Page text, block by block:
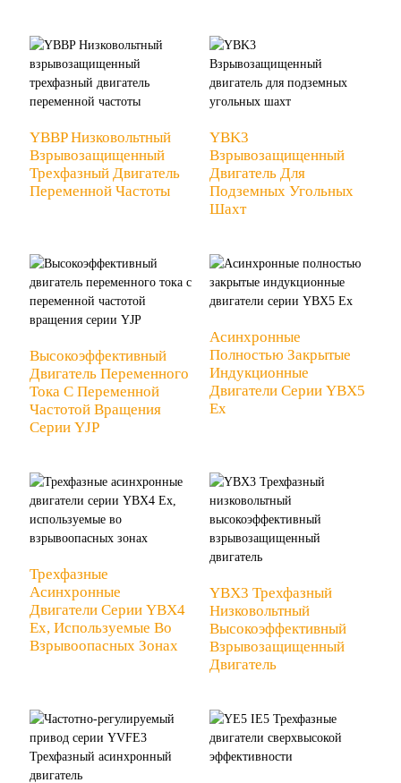
YBBP Низковольтный
Взрывозащищенный
Трехфазный Двигатель
Переменной Частоты
YBK3
Взрывозащищенный
Двигатель Для
Подземных Угольных
Шахт
Высокоэффективный
Двигатель Переменного
Тока С Переменной
Частотой Вращения
Серии YJP
Асинхронные
Полностью Закрытые
Индукционные
Двигатели Серии YBX5
Ex
Трехфазные
Асинхронные
Двигатели Серии YBX4
Ex, Используемые Во
Взрывоопасных Зонах
YBX3 Трехфазный
Низковольтный
Высокоэффективный
Взрывозащищенный
Двигатель